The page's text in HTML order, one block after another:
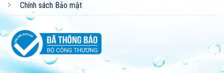
Chính sách Bảo mật